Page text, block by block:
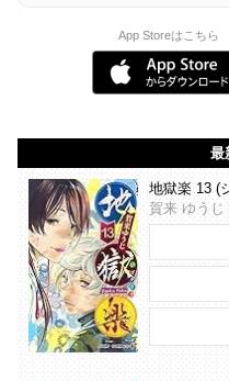
App Storeはこちら
最
地獄楽 13 (
賀来 ゆうじ